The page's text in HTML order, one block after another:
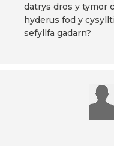
datrys dros y tymor
hyderus fod y
sefyllfa gadarn?